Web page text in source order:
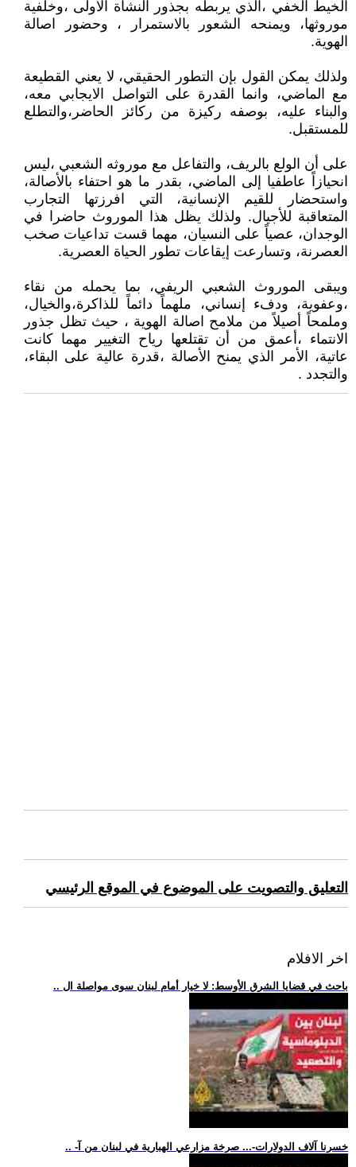
الخيط الخفي ،الذي يربطه بجذور النشأة الأولى ،وخلفية
موروثها، ويمنحه الشعور بالاستمرار ، وحضور اصالة
الهوية.
ولذلك يمكن القول بإن التطور الحقيقي، لا يعني القطيعة
مع الماضي، وانما القدرة على التواصل الايجابي معه،
والبناء عليه، بوصفه ركيزة من ركائز الحاضر،والتطلع
للمستقبل.
على أن الولع بالريف، والتفاعل مع موروثه الشعبي ،ليس
انحيازاً عاطفيا إلى الماضي، بقدر ما هو احتفاء بالأصالة،
واستحضار للقيم الإنسانية، التي افرزتها التجارب
المتعاقبة للأجيال. ولذلك يظل هذا الموروث حاضرا في
الوجدان، عصياً على النسيان، مهما قست تداعيات صخب
العصرنة، وتسارعت إيقاعات تطور الحياة العصرية.
ويبقى الموروث الشعبي الريفي، بما يحمله من نقاء
،وعفوية، ودفء إنساني، ملهماً دائماً للذاكرة،والخيال،
وملمحاً أصيلاً من ملامح اصالة الهوية ، حيث تظل جذور
الانتماء ،أعمق من أن تقتلعها رياح التغيير مهما كانت
عاتية، الأمر الذي يمنح الأصالة ،قدرة عالية على البقاء،
والتجدد .
التعليق والتصويت على الموضوع في الموقع الرئيسي
اخر الافلام
.. باحث في قضايا الشرق الأوسط: لا خيار أمام لبنان سوى مواصلة ال
.. -خسرنا آلاف الدولارات-... صرخة مزارعي الهبارية في لبنان من آ